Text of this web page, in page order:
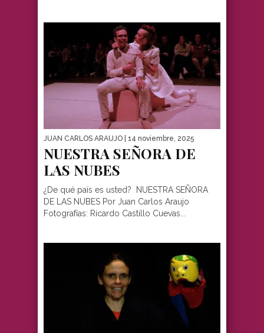
JUAN CARLOS ARAUJO | 14 noviembre, 2025
NUESTRA SEÑORA DE
LAS NUBES
¿De qué país es usted? NUESTRA SEÑORA
DE LAS NUBES Por Juan Carlos Araujo
Fotografías: Ricardo Castillo Cuevas...